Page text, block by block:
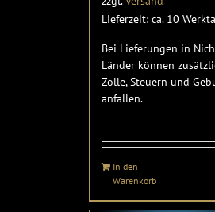
Lieferzeit: ca. 10
Bei Lieferungen in
Länder können
Zölle, Steuern und
anfallen.
In den
Warenkorb